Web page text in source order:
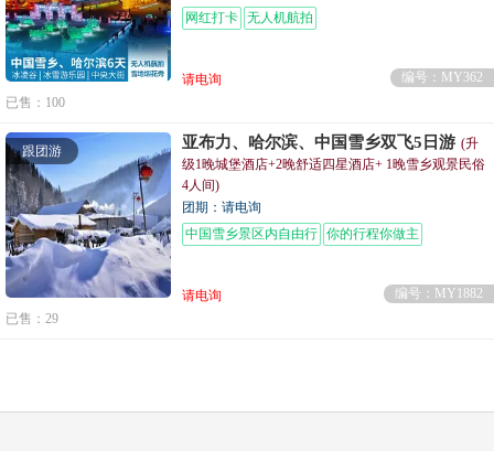
网红打卡 无人机航拍
请电询
编号：MY362
已售：100
跟团游 亚布力、哈尔滨、中国雪乡双飞5日游 (升
级1晚城堡酒店+2晚舒适四星酒店+ 1晚雪乡观景民俗
4人间)
团期：请电询
中国雪乡景区内自由行 你的行程你做主
请电询
编号：MY1882
已售：29